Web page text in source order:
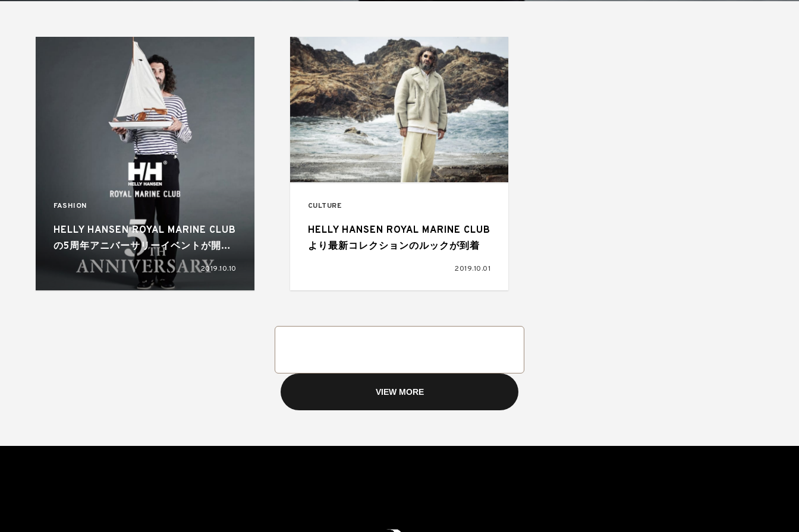
FASHION
HELLY HANSEN ROYAL MARINE CLUB
の5周年アニバーサリーイベントが開
催！5ブランドとの別注コレクションが
2019.10.10
CULTURE
HELLY HANSEN ROYAL MARINE CLUB
より最新コレクションのルックが到着
2019.10.01
VIEW MORE